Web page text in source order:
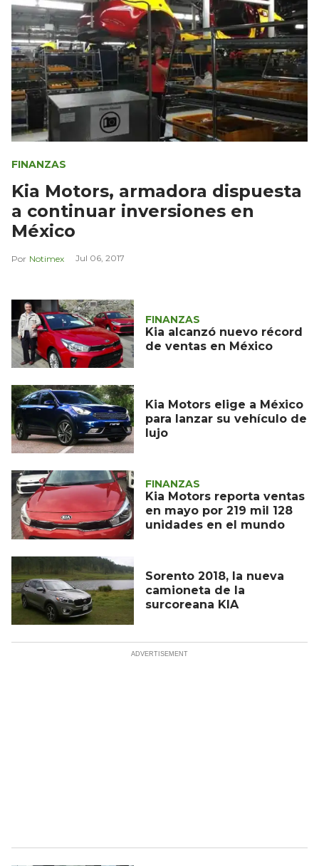
FINANZAS
Kia Motors, armadora dispuesta
a continuar inversiones en
México
Notimex Jul 06, 2017
FINANZAS
Kia alcanzó nuevo récord
de ventas en México
Kia Motors elige a México
para lanzar su vehículo de
lujo
FINANZAS
Kia Motors reporta ventas
en mayo por 219 mil 128
unidades en el mundo
Sorento 2018, la nueva
camioneta de la
surcoreana KIA